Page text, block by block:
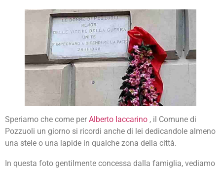
Speriamo che come per Alberto Iaccarino , il Comune di
Pozzuoli un giorno si ricordi anche di lei dedicandole almeno
una stele o una lapide in qualche zona della città.
In questa foto gentilmente concessa dalla famiglia, vediamo